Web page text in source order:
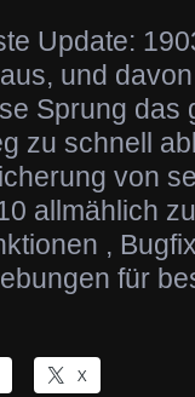
Update:
und
Sprung das
zu schnell
von
allmählich
,
für
X